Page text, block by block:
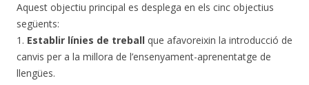
Aquest objectiu principal es desplega en els cinc objectius
següents:
1. Establir línies de treball que afavoreixin la introducció de
canvis per a la millora de l’ensenyament-aprenentatge de
llengües.